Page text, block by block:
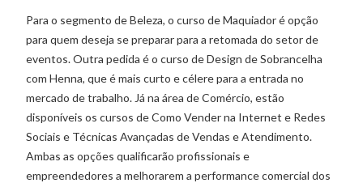
Para o segmento de Beleza, o curso de Maquiador é opção
para quem deseja se preparar para a retomada do setor de
eventos. Outra pedida é o curso de Design de Sobrancelha
com Henna, que é mais curto e célere para a entrada no
mercado de trabalho. Já na área de Comércio, estão
disponíveis os cursos de Como Vender na Internet e Redes
Sociais e Técnicas Avançadas de Vendas e Atendimento.
Ambas as opções qualificarão profissionais e
empreendedores a melhorarem a performance comercial dos